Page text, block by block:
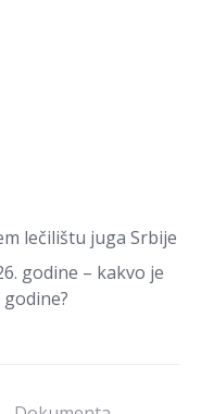
lečilištu juga Srbije
godine – kakvo je